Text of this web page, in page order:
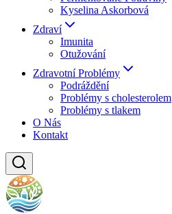
Kyselina Askorbová
Zdraví
Imunita
Otužování
Zdravotní Problémy
Podráždění
Problémy s cholesterolem
Problémy s tlakem
O Nás
Kontakt